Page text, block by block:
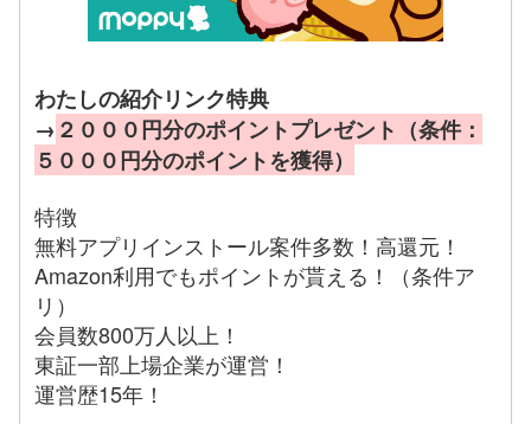
わたしの紹介リンク特典
→ ２０００円分のポイントプレゼント（条件：
５０００円分のポイントを獲得）
特徴
無料アプリインストール案件多数！高還元！
Amazon利用でもポイントが貰える！（条件ア
リ）
会員数800万人以上！
東証一部上場企業が運営！
運営歴15年！